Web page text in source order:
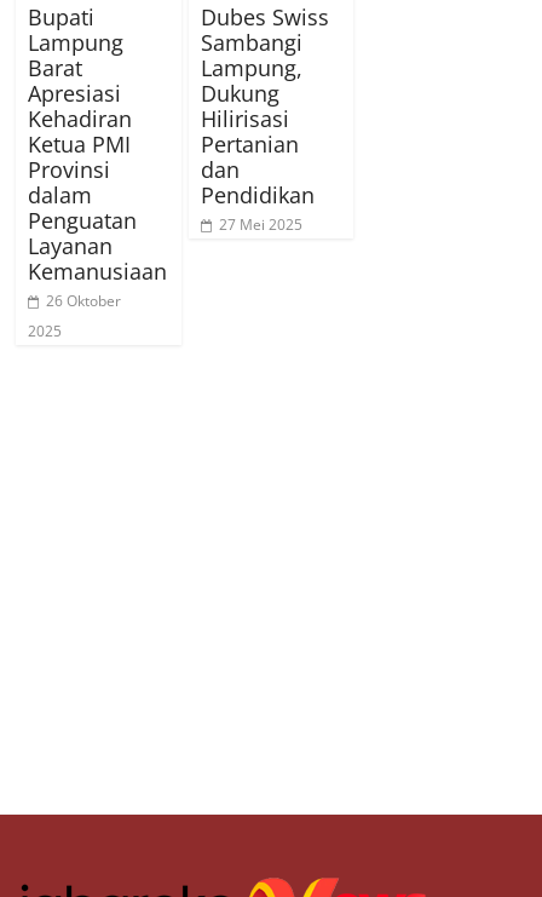
Bupati
Lampung
Barat
Apresiasi
Kehadiran
Ketua PMI
Provinsi
dalam
Penguatan
Layanan
Kemanusiaan
26 Oktober
2025
Dubes Swiss
Sambangi
Lampung,
Dukung
Hilirisasi
Pertanian
dan
Pendidikan
27 Mei 2025